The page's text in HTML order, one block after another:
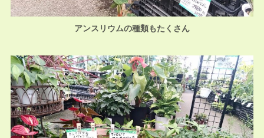
アンスリウムの種類もたくさん